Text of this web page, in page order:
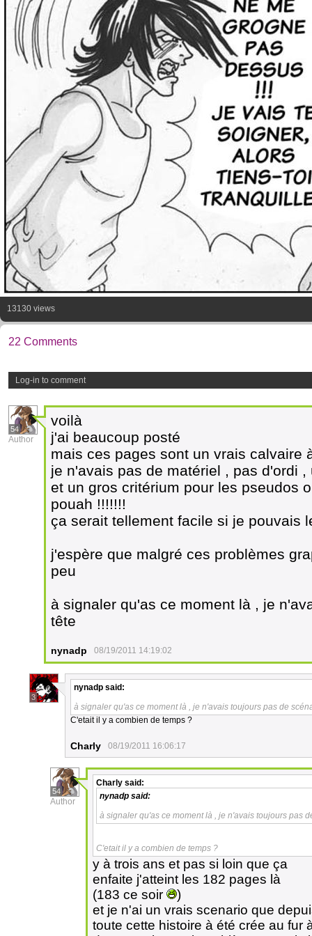
13130 views
22 Comments
Log-in to comment
54
Author
voilà
j'ai beaucoup posté
mais ces pages sont un vrais calvaire
je n'avais pas de matériel , pas d'ordi
et un gros critérium pour les pseudos
pouah !!!!!!!
ça serait tellement facile si je pouvais
j'espère que malgré ces problèmes
peu
à signaler qu'as ce moment là , je
tête
nynadp 08/19/2011 14:19:02
3
nynadp said:
à signaler qu'as ce moment là , je n'avais toujours pas de
C'etait il y a combien de temps ?
Charly 08/19/2011 16:06:17
54
Author
Charly said:
nynadp said:
à signaler qu'as ce moment là , je n'avais toujours pas
C'etait il y a combien de temps ?
y à trois ans et pas si loin que ça
enfaite j'atteint les 182 pages là
(183 ce soir
)
et je n'ai un vrais scenario que
toute cette histoire à été crée au fur